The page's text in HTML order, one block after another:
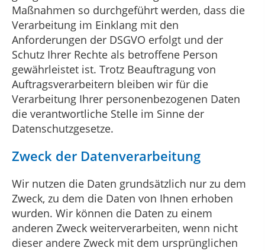
Maßnahmen so durchgeführt werden, dass die
Verarbeitung im Einklang mit den
Anforderungen der DSGVO erfolgt und der
Schutz Ihrer Rechte als betroffene Person
gewährleistet ist. Trotz Beauftragung von
Auftragsverarbeitern bleiben wir für die
Verarbeitung Ihrer personenbezogenen Daten
die verantwortliche Stelle im Sinne der
Datenschutzgesetze.
Zweck der Datenverarbeitung
Wir nutzen die Daten grundsätzlich nur zu dem
Zweck, zu dem die Daten von Ihnen erhoben
wurden. Wir können die Daten zu einem
anderen Zweck weiterverarbeiten, wenn nicht
dieser andere Zweck mit dem ursprünglichen